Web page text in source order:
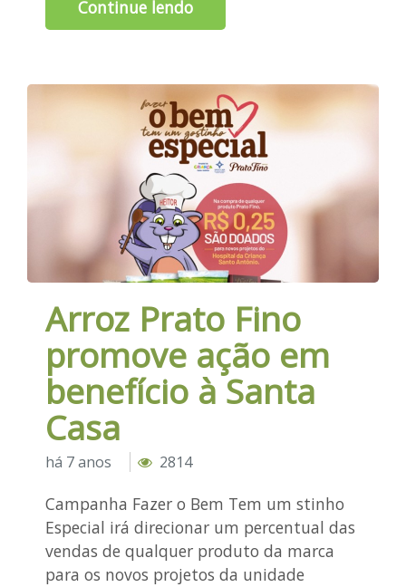
Continue lendo
Arroz Prato Fino
promove ação em
benefício à Santa
Casa
há 7 anos 2814
Campanha Fazer o Bem Tem um stinho
Especial irá direcionar um percentual das
vendas de qualquer produto da marca
para os novos projetos da unidade